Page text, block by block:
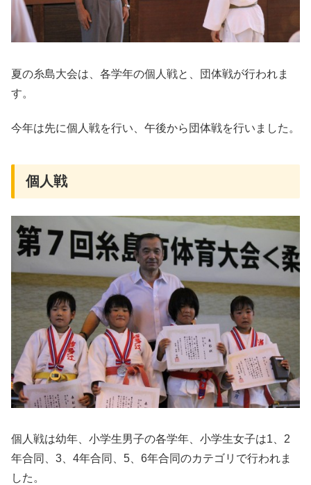
夏の糸島大会は、各学年の個人戦と、団体戦が行われま
す。
今年は先に個人戦を行い、午後から団体戦を行いました。
個人戦
個人戦は幼年、小学生男子の各学年、小学生女子は1、2
年合同、3、4年合同、5、6年合同のカテゴリで行われま
した。